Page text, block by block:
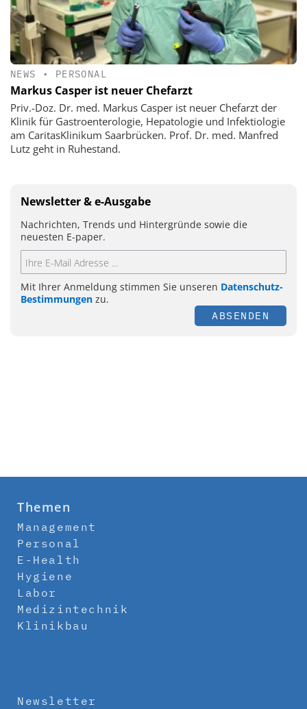
NEWS • PERSONAL
Markus Casper ist neuer Chefarzt
Priv.-Doz. Dr. med. Markus Casper ist neuer Chefarzt der
Klinik für Gastroenterologie, Hepatologie und Infektiologie
am CaritasKlinikum Saarbrücken. Prof. Dr. med. Manfred
Lutz geht in Ruhestand.
Newsletter & e-Ausgabe
Nachrichten, Trends und Hintergründe sowie die
neuesten E-paper.
Mit Ihrer Anmeldung stimmen Sie unseren Datenschutz-
Bestimmungen zu.
ABSENDEN
Themen
Management
Personal
E-Health
Hygiene
Labor
Medizintechnik
Klinikbau
Newsletter